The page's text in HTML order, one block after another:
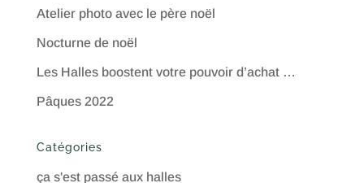
Atelier photo avec le père noël
Nocturne de noël
Les Halles boostent votre pouvoir d’achat …
Pâques 2022
Catégories
ça s'est passé aux halles